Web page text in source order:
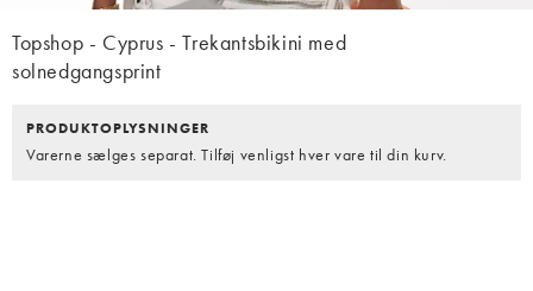
Topshop - Cyprus - Trekantsbikini med
solnedgangsprint
PRODUKTOPLYSNINGER
Varerne sælges separat. Tilføj venligst hver vare til din kurv.